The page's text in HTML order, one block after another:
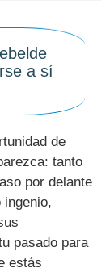
a sí
de
tanto
por delante
ingenio,
pasado para
estás